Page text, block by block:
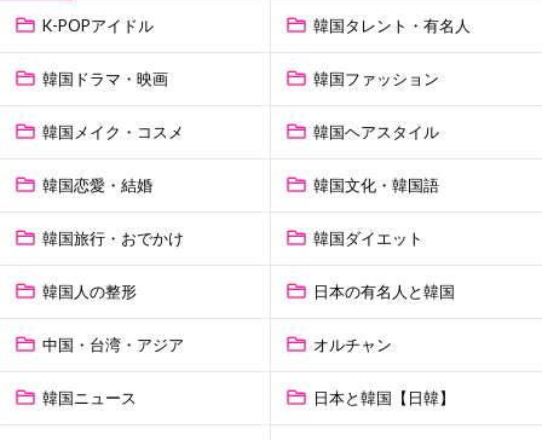
K-POPアイドル 韓国タレント・有名人
韓国ドラマ・映画 韓国ファッション
韓国メイク・コスメ 韓国ヘアスタイル
韓国恋愛・結婚 韓国文化・韓国語
韓国旅行・おでかけ 韓国ダイエット
韓国人の整形 日本の有名人と韓国
中国・台湾・アジア オルチャン
韓国ニュース 日本と韓国【日韓】